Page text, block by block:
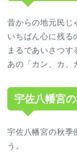
昔からの地元民じ
いちばん心に残
まるであいさつす
あの「カン、カ、
宇佐八幡宮の
宇佐八幡宮の秋季
う。